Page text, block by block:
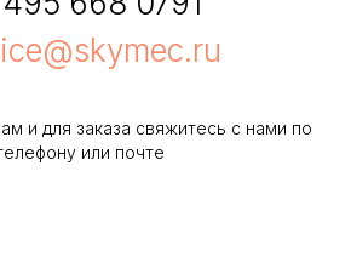
и для заказа свяжитесь с нами по
или почте